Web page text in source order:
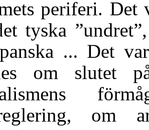
periferi. Det
tyska
... Det
om slutet
om